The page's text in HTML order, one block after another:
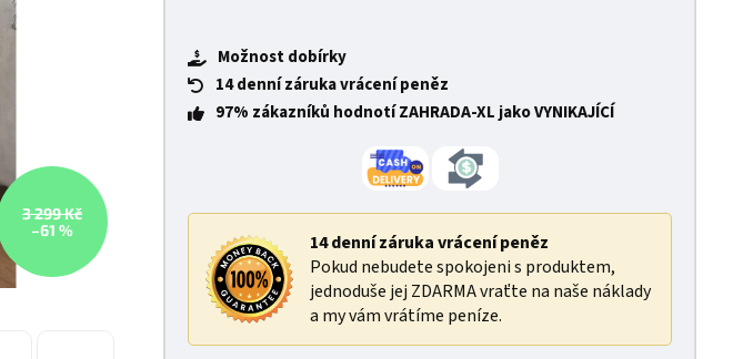
3 299 Kč
–61 %
Možnost dobírky
14 denní záruka vrácení peněz
97% zákazníků hodnotí ZAHRADA-XL jako VYNIKAJÍCÍ
14 denní záruka vrácení peněz
Pokud nebudete spokojeni s produktem,
jednoduše jej ZDARMA vraťte na naše náklady
a my vám vrátíme peníze.